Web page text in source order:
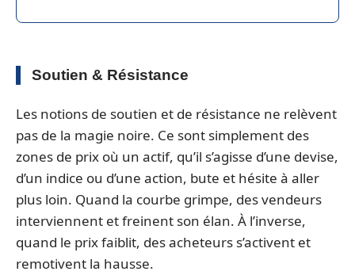
Soutien & Résistance
Les notions de soutien et de résistance ne relèvent
pas de la magie noire. Ce sont simplement des
zones de prix où un actif, qu’il s’agisse d’une devise,
d’un indice ou d’une action, bute et hésite à aller
plus loin. Quand la courbe grimpe, des vendeurs
interviennent et freinent son élan. À l’inverse,
quand le prix faiblit, des acheteurs s’activent et
remotivent la hausse.